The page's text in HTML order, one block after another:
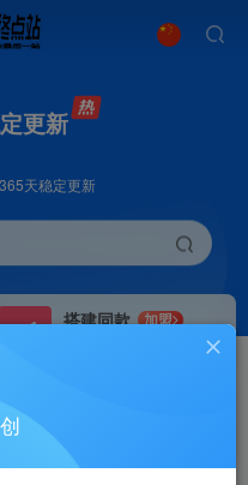
更新
天稳定更新
搭建同款
加盟